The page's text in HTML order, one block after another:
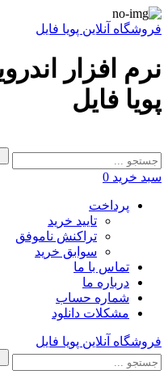
فروشگاه آنلاین پویا فایل
نرم افزار
پویا فایل
سبد خرید 0
پرداخت
تایید خرید
تراکنش ناموفق
سوابق خرید
تماس با ما
درباره ما
شماره حساب
مشکلات دانلود
فروشگاه آنلاین پویا فایل